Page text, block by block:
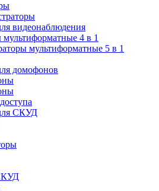
видеонаблюдения
4 в 1
мультиформатные 5 в 1
домофонов
СКУД